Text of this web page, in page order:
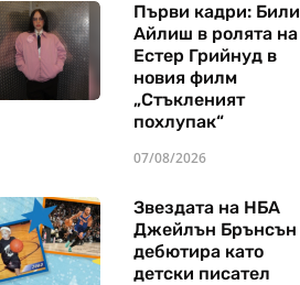
Първи кадри: Били
Айлиш в ролята на
Естер Грийнуд в
новия филм
„Стъкленият
похлупак“
07/08/2026
Звездата на НБА
Джейлън Брънсън
дебютира като
детски писател